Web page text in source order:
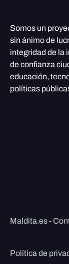
Somos un
sin ánimo de
integridad de la
de confianza
educación,
políticas
Maldita.es -
Política de